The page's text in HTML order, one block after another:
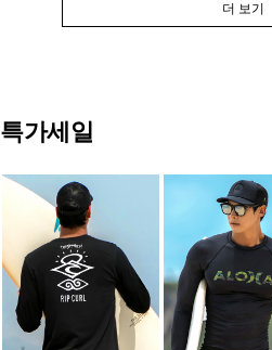
더 보기
특가세일